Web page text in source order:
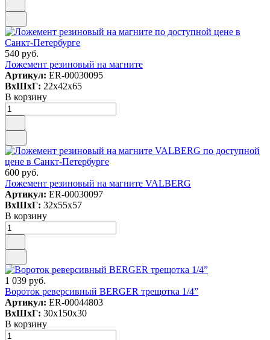
540 руб.
Ложемент резиновый на магните
Артикул: ER-00030095
ВxШxГ: 22x42x65
В корзину
600 руб.
Ложемент резиновый на магните VALBERG
Артикул: ER-00030097
ВxШxГ: 32x55x57
В корзину
1 039 руб.
Вороток реверсивный BERGER трещотка 1/4”
Артикул: ER-00044803
ВxШxГ: 30x150x30
В корзину